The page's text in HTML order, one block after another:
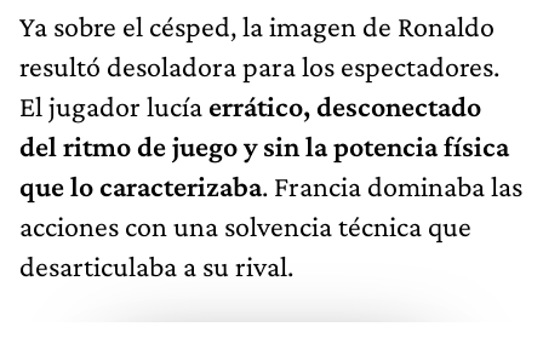
Ya sobre el césped, la imagen de Ronaldo
resultó desoladora para los espectadores.
El jugador lucía errático, desconectado
del ritmo de juego y sin la potencia física
que lo caracterizaba. Francia dominaba las
acciones con una solvencia técnica que
desarticulaba a su rival.